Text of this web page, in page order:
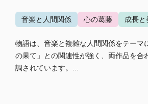
音楽と人間関係 心の葛藤 成長と
物語は、音楽と複雑な人間関係をテー
の果て」との関連性が強く、両作品を
調されています。...